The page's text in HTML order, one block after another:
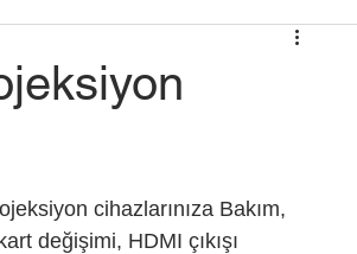
cihazlarınıza Bakım,
değişimi, HDMI çıkışı